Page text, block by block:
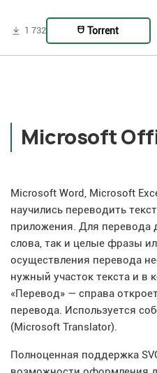
1 732 Torrent
Microsoft
Microsoft Word, Microsoft
научились переводить
приложения. Для перевода
слова, так и целые фразы
осуществления перевода
нужный участок текста и в
«Перевод» — справа
перевода. Используется
(Microsoft Translator).
Полноценная поддержка